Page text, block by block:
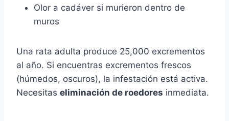
Olor a cadáver si murieron dentro de
muros
Una rata adulta produce 25,000 excrementos
al año. Si encuentras excrementos frescos
(húmedos, oscuros), la infestación está activa.
Necesitas eliminación de roedores inmediata.